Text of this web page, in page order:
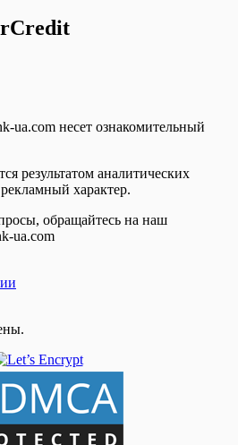
ua.com несет ознакомительный
результатом аналитических
характер.
обращайтесь на наш
ua.com